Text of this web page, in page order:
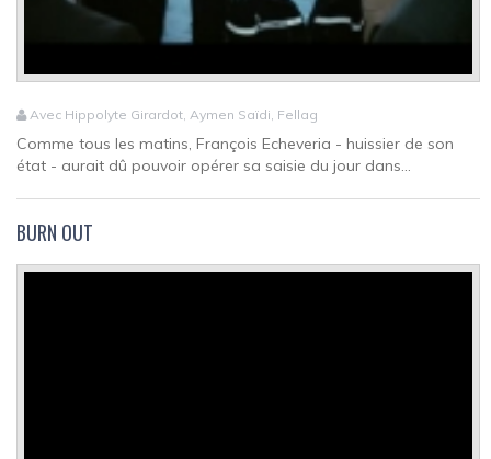
Avec Hippolyte Girardot, Aymen Saïdi, Fellag
Comme tous les matins, François Echeveria - huissier de son
état - aurait dû pouvoir opérer sa saisie du jour dans...
BURN OUT